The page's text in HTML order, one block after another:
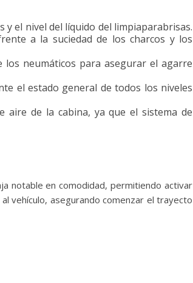
y el nivel del líquido del limpiaparabrisas.
a la suciedad de los charcos y los
los neumáticos para asegurar el agarre
el estado general de todos los niveles
aire de la cabina, ya que el sistema de
notable en comodidad, permitiendo activar
vehículo, asegurando comenzar el trayecto